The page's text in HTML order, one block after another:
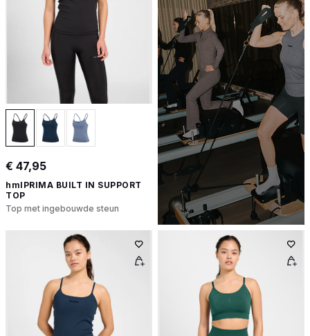
€ 47,95
hmlPRIMA BUILT IN SUPPORT
TOP
Top met ingebouwde steun